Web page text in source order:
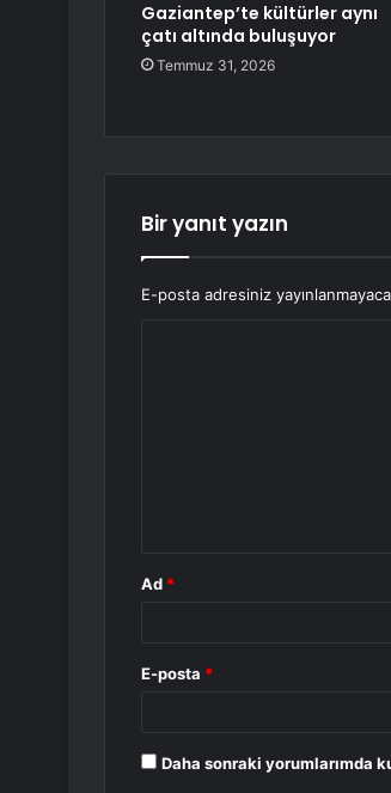
Gaziantep’te kültürler aynı
çatı altında buluşuyor
Temmuz 31, 2026
Bir yanıt yazın
E-posta adresiniz
Ad *
E-posta *
Daha sonraki yorumlarımda